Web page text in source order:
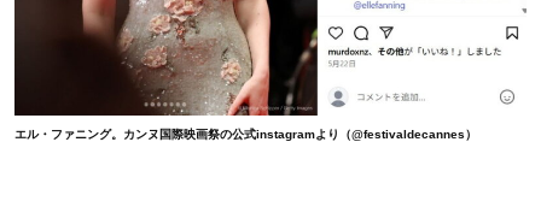
エル・ファニング。カンヌ国際映画祭の公式instagramより（@festivaldecannes）